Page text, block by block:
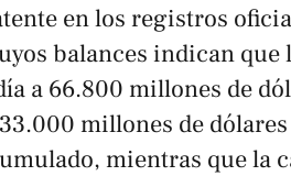
en los registros
balances indican que
a 66.800 millones de
millones de
mientras que la